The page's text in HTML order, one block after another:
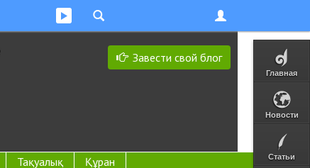
Главная
Новости
Статьи
Завести свой блог
Тақуалық Құран